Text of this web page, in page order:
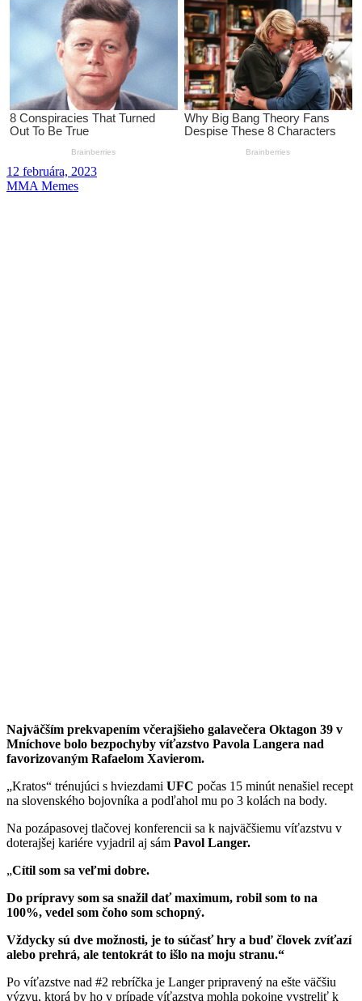
12 februára, 2023
MMA Memes
Najväčším prekvapením včerajšieho galavečera Oktagon 39 v
Mníchove bolo bezpochyby víťazstvo Pavola Langera nad
favorizovaným Rafaelom Xavierom.
„Kratos“ trénujúci s hviezdami UFC počas 15 minút nenašiel recept
na slovenského bojovníka a podľahol mu po 3 kolách na body.
Na pozápasovej tlačovej konferencii sa k najväčšiemu víťazstvu v
doterajšej kariére vyjadril aj sám Pavol Langer.
„Cítil som sa veľmi dobre.
Do prípravy som sa snažil dať maximum, robil som to na
100%, vedel som čoho som schopný.
Vždycky sú dve možnosti, je to súčasť hry a buď človek zvíťazí
alebo prehrá, ale tentokrát to išlo na moju stranu.“
Po víťazstve nad #2 rebríčka je Langer pripravený na ešte väčšiu
výzvu, ktorá by ho v prípade víťazstva mohla pokojne vystreliť k